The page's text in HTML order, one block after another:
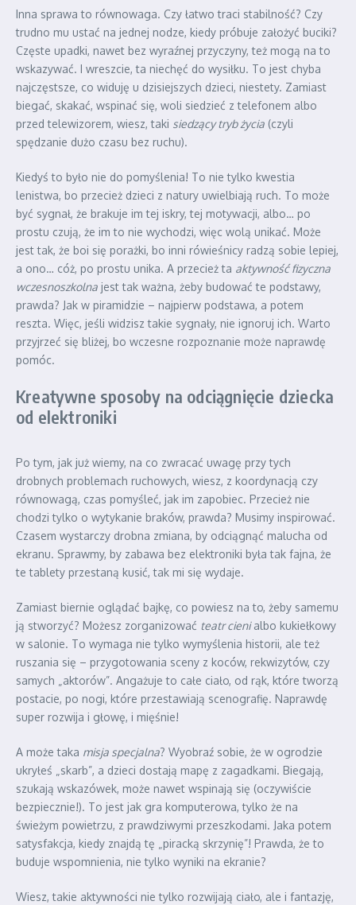
Inna sprawa to równowaga. Czy łatwo traci stabilność? Czy
trudno mu ustać na jednej nodze, kiedy próbuje założyć buciki?
Częste upadki, nawet bez wyraźnej przyczyny, też mogą na to
wskazywać. I wreszcie, ta niechęć do wysiłku. To jest chyba
najczęstsze, co widuję u dzisiejszych dzieci, niestety. Zamiast
biegać, skakać, wspinać się, woli siedzieć z telefonem albo
przed telewizorem, wiesz, taki siedzący tryb życia (czyli
spędzanie dużo czasu bez ruchu).
Kiedyś to było nie do pomyślenia! To nie tylko kwestia
lenistwa, bo przecież dzieci z natury uwielbiają ruch. To może
być sygnał, że brakuje im tej iskry, tej motywacji, albo… po
prostu czują, że im to nie wychodzi, więc wolą unikać. Może
jest tak, że boi się porażki, bo inni rówieśnicy radzą sobie lepiej,
a ono… cóż, po prostu unika. A przecież ta aktywność fizyczna
wczesnoszkolna jest tak ważna, żeby budować te podstawy,
prawda? Jak w piramidzie – najpierw podstawa, a potem
reszta. Więc, jeśli widzisz takie sygnały, nie ignoruj ich. Warto
przyjrzeć się bliżej, bo wczesne rozpoznanie może naprawdę
pomóc.
Kreatywne sposoby na odciągnięcie dziecka
od elektroniki
Po tym, jak już wiemy, na co zwracać uwagę przy tych
drobnych problemach ruchowych, wiesz, z koordynacją czy
równowagą, czas pomyśleć, jak im zapobiec. Przecież nie
chodzi tylko o wytykanie braków, prawda? Musimy inspirować.
Czasem wystarczy drobna zmiana, by odciągnąć malucha od
ekranu. Sprawmy, by zabawa bez elektroniki była tak fajna, że
te tablety przestaną kusić, tak mi się wydaje.
Zamiast biernie oglądać bajkę, co powiesz na to, żeby samemu
ją stworzyć? Możesz zorganizować teatr cienialbo kukiełkowy
w salonie. To wymaga nie tylko wymyślenia historii, ale też
ruszania się – przygotowania sceny z koców, rekwizytów, czy
samych „aktorów”. Angażuje to całe ciało, od rąk, które tworzą
postacie, po nogi, które przestawiają scenografię. Naprawdę
super rozwija i głowę, i mięśnie!
A może taka misja specjalna? Wyobraź sobie, że w ogrodzie
ukryłeś „skarb”, a dzieci dostają mapę z zagadkami. Biegają,
szukają wskazówek, może nawet wspinają się (oczywiście
bezpiecznie!). To jest jak gra komputerowa, tylko że na
świeżym powietrzu, z prawdziwymi przeszkodami. Jaka potem
satysfakcja, kiedy znajdą tę „piracką skrzynię”! Prawda, że to
buduje wspomnienia, nie tylko wyniki na ekranie?
Wiesz, takie aktywności nie tylko rozwijają ciało, ale i fantazję,